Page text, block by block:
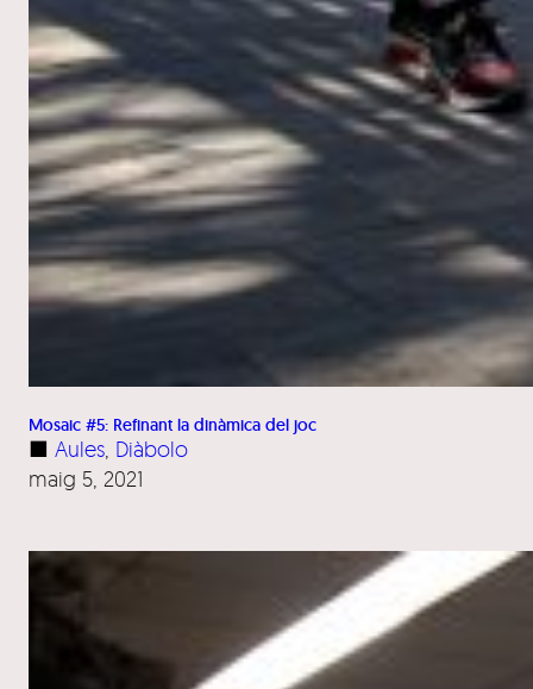
Mosaic #5: Refinant la dinàmica del joc
■ Aules Diàbolo
maig 5, 2021